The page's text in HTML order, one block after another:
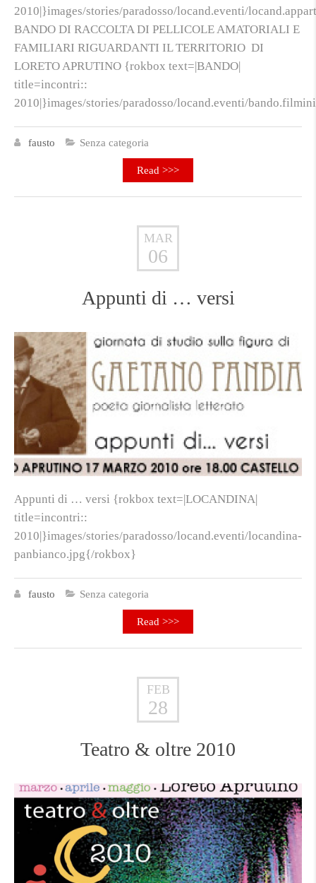
2010|}images/stories/paradosso/locand.eventi/
BANDO DI RACCOLTA DI PELLICOLE AMATORIALI E
FAMILIARI RIGUARDANTI IL TERRITORIO DI
LORETO APRUTINO {rokbox text=|BANDO|
title=incontri::
2010|}images/stories/paradosso/locand.eventi/
fausto Senza categoria
Read >>>
MAR
06
Appunti di … versi
Appunti di … versi {rokbox text=|LOCANDINA|
title=incontri::
2010|}images/stories/paradosso/locand.eventi/locandina-
panbianco.jpg{/rokbox}
fausto Senza categoria
Read >>>
FEB
28
Teatro & oltre 2010